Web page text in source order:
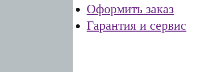
Оформить заказ
Гарантия и сервис